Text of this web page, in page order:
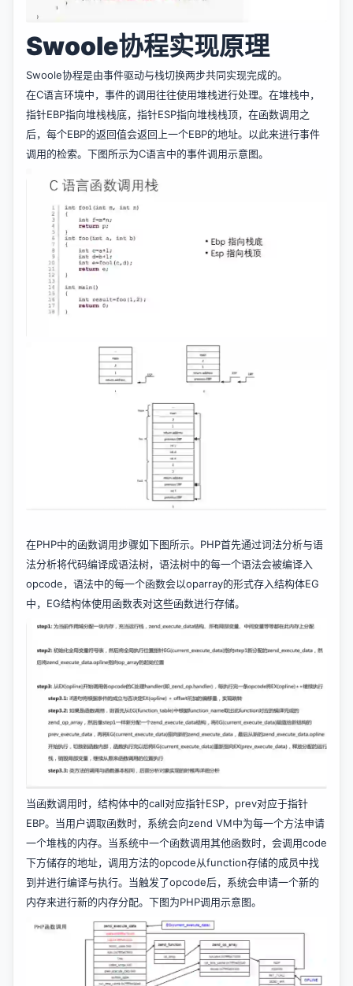
Swoole协程实现原理
Swoole协程是由事件驱动与栈切换两步共同实现完成的。
在C语言环境中，事件的调用往往使用堆栈进行处理。在堆栈中，
指针EBP指向堆栈栈底，指针ESP指向堆栈栈顶，在函数调用之
后，每个EBP的返回值会返回上一个EBP的地址。以此来进行事件
调用的检索。下图所示为C语言中的事件调用示意图。
在PHP中的函数调用步骤如下图所示。PHP首先通过词法分析与语
法分析将代码编译成语法树，语法树中的每一个语法会被编译入
opcode，语法中的每一个函数会以oparray的形式存入结构体EG
中，EG结构体使用函数表对这些函数进行存储。
当函数调用时，结构体中的call对应指针ESP，prev对应于指针
EBP。当用户调取函数时，系统会向zend VM中为每一个方法申请
一个堆栈的内存。当系统中一个函数调用其他函数时，会调用code
下方储存的地址，调用方法的opcode从function存储的成员中找
到并进行编译与执行。当触发了opcode后，系统会申请一个新的
内存来进行新的内存分配。下图为PHP调用示意图。